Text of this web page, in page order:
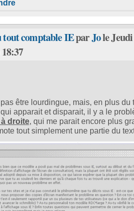
tout comptable IEparJole Jeudi
être lourdingue, mais, en plus du
apparait et disparait, il y a le
droite, qui me parait encore plus
tout simplement une partie du